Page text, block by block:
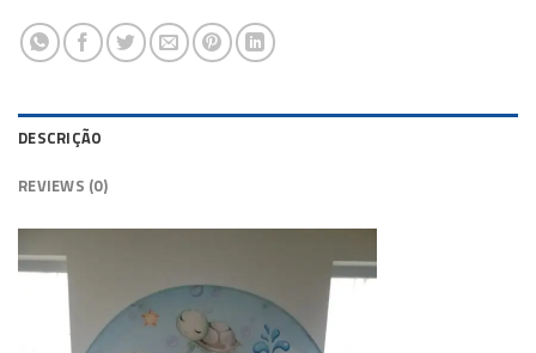
DESCRIÇÃO
REVIEWS (0)